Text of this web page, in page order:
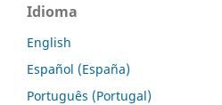
Idioma
English
Español (España)
Português (Portugal)